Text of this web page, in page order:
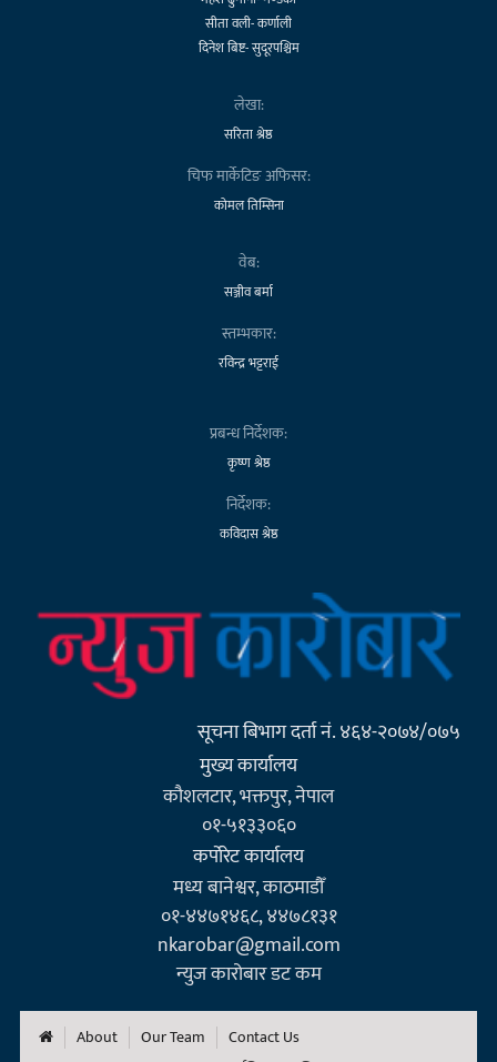
सीता वली- कर्णाली
दिनेश बिष्ट- सुदूरपश्चिम
लेखा:
सरिता श्रेष्ठ
चिफ मार्केटिङ अफिसर:
कोमल तिम्सिना
वेब:
सञ्जीव बर्मा
स्तम्भकार:
रविन्द्र भट्टराई
प्रबन्ध निर्देशक:
कृष्ण श्रेष्ठ
निर्देशक:
कविदास श्रेष्ठ
सूचना बिभाग दर्ता नं. ४६४-२०७४/०७५
मुख्य कार्यालय
कौशलटार, भक्तपुर, नेपाल
०१-५१३३०६०
कर्पाेरेट कार्यालय
मध्य बानेश्वर, काठमाडौँ
०१-४४७१४६८, ४४७८१३१
nkarobar@gmail.com
न्युज कारोबार डट कम
About Our Team
Contact Us